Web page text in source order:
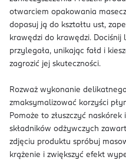
otwarciem opakowania
dopasuj ją do kształtu ust,
krawędzi do krawędzi. Dociśnij
przylegała, unikając fałd i
zagrozić jej skuteczności.
Rozważ wykonanie
zmaksymalizować korzyści
Pomoże to złuszczyć
składników odżywczych
zdjęciu produktu spróbuj
krążenie i zwiększyć efekt